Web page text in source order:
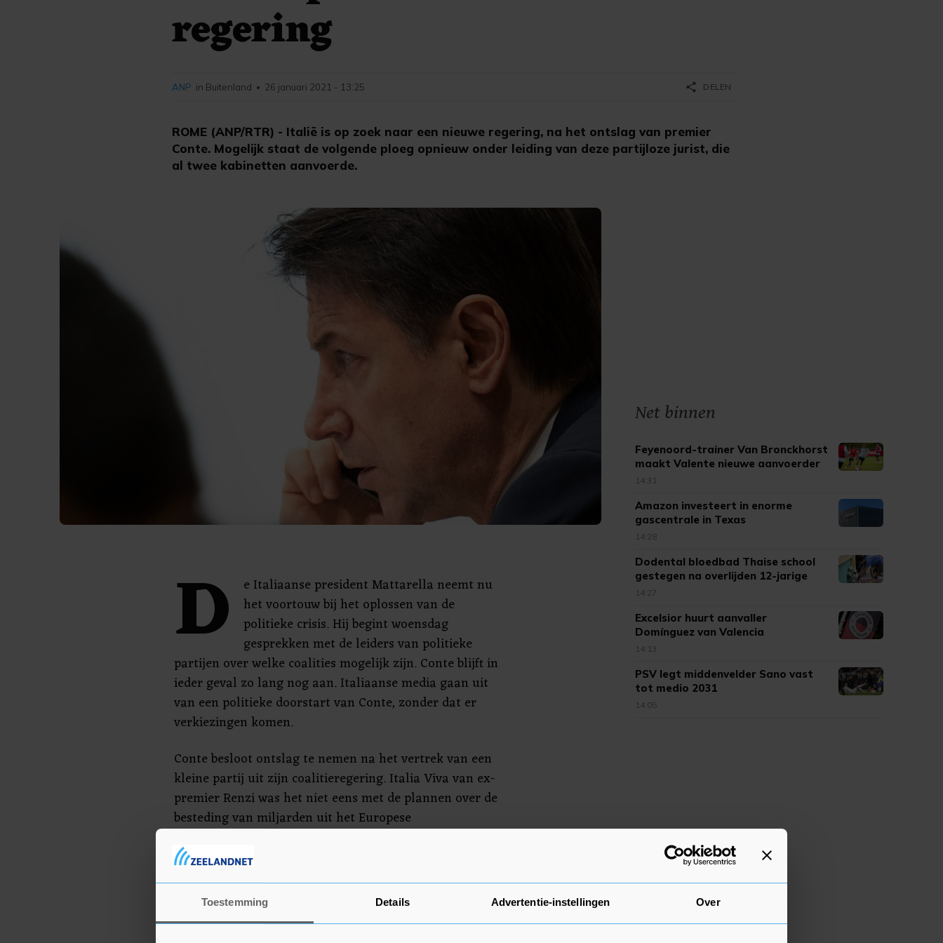
Toestemming Details Advertentie-instellingen Over
regering
ROME (ANP/RTR) - Italië is op zoek naar een nieuwe regering, na het ontslag van premier
Conte. Mogelijk staat de volgende ploeg opnieuw onder leiding van deze partijloze jurist, die
al twee kabinetten aanvoerde.
ANP in Buitenland • 26 januari 2021 - 13:25 share DELEN
D
e Italiaanse president Mattarella neemt nu
het voortouw bij het oplossen van de
politieke crisis. Hij begint woensdag
gesprekken met de leiders van politieke
partijen over welke coalities mogelijk zijn. Conte blijft in
ieder geval zo lang nog aan. Italiaanse media gaan uit
van een politieke doorstart van Conte, zonder dat er
verkiezingen komen.
Conte besloot ontslag te nemen na het vertrek van een
kleine partij uit zijn coalitieregering. Italia Viva van ex-
premier Renzi was het niet eens met de plannen over de
besteding van miljarden uit het Europese
regering in de strijd tegen corona en de economische
recessie.
Conte kreeg vorige week, na het vertrek van Italia Viva,
Net binnen
Feyenoord-trainer Van Bronckhorst
maakt Valente nieuwe aanvoerder
14:31
Amazon investeert in enorme
gascentrale in Texas
14:28
Dodental bloedbad Thaise school
gestegen na overlijden 12-jarige
14:27
Excelsior huurt aanvaller
Domínguez van Valencia
14:13
PSV legt middenvelder Sano vast
tot medio 2031
14:05